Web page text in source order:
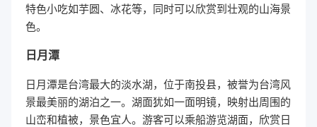
特色小吃如芋圆、冰花等，同时可以欣赏到壮观的山海景
色。
日月潭
日月潭是台湾最大的淡水湖，位于南投县，被誉为台湾风
景最美丽的湖泊之一。湖面犹如一面明镜，映射出周围的
山峦和植被，景色宜人。游客可以乘船游览湖面，欣赏日